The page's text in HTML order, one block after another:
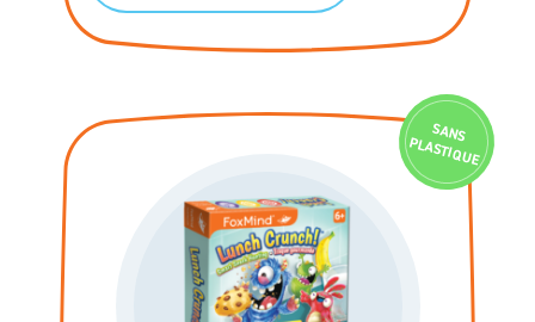
SAN
S
PLASTIQ
U
E